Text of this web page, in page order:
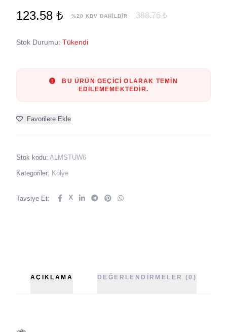
123.58 ₺ %20 KDV DAHİLDİR 388.76 ₺
Stok Durumu: Tükendi
BU ÜRÜN GEÇICI OLARAK TEMIN
EDILEMEMEKTEDIR.
Favorilere Ekle
Stok kodu: ALMSTUW6
Kategoriler: Kolye
Tavsiye Et: X
AÇIKLAMA DEĞERLENDIRMELER (0)